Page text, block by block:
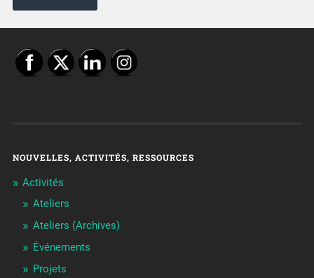
NOUVELLES, ACTIVITÉS, RESSOURCES
Activités
Ateliers
Ateliers (Archives)
Événements
Projets